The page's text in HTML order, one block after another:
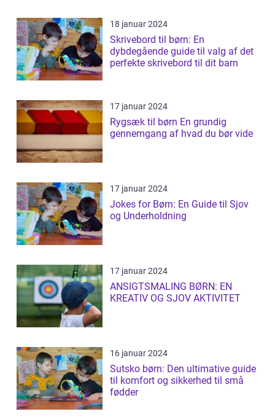
18 januar 2024
Skrivebord til børn: En
dybdegående guide til valg af det
perfekte skrivebord til dit barn
17 januar 2024
Rygsæk til børn En grundig
gennemgang af hvad du bør vide
17 januar 2024
Jokes for Børn: En Guide til Sjov
og Underholdning
17 januar 2024
ANSIGTSMALING BØRN: EN
KREATIV OG SJOV AKTIVITET
16 januar 2024
Sutsko børn: Den ultimative guide
til komfort og sikkerhed til små
fødder